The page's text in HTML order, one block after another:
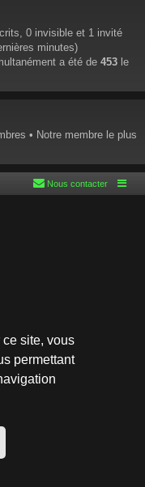
site, vous
permettant
0 invisible et 1 invité
minutes)
a été de 453 le
• Notre membre le plus
Nous contacter
© phpBB Limited